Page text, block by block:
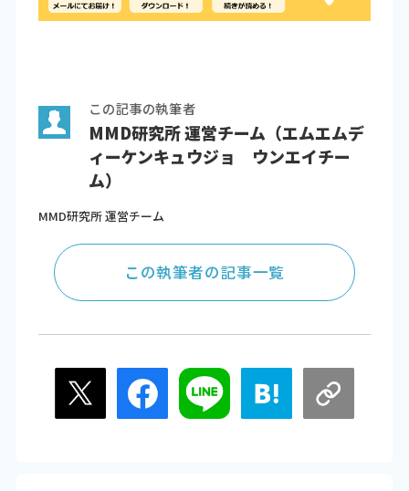
この記事の執筆者
MMD研究所 運営チーム（エムエムデ
ィーケンキュウジョ ウンエイチー
ム）
MMD研究所 運営チーム
この執筆者の記事一覧